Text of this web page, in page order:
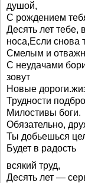
душой,
С рождением
Десять лет тебе,
носа,Если снова
Смелым и
С неудачами
зовут
Новые
Трудности
Милостивы боги.
Обязательно,
Ты добьешься
Будет в радость
всякий труд,
Десять лет —